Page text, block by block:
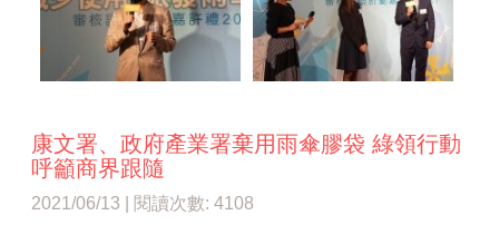
康文署、政府產業署棄用雨傘膠袋 綠領行動
呼籲商界跟隨
2021/06/13 | 閱讀次數: 4108